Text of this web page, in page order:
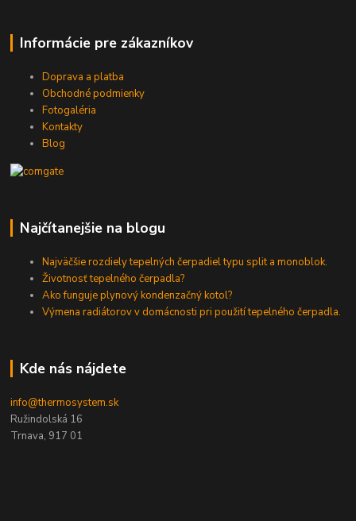
Informácie pre zákazníkov
Doprava a platba
Obchodné podmienky
Fotogaléria
Kontakty
Blog
Najčítanejšie na blogu
Najväčšie rozdiely tepelných čerpadiel typu split a monoblok.
Životnosť tepelného čerpadla?
Ako funguje plynový kondenzačný kotol?
Výmena radiátorov v domácnosti pri použití tepelného čerpadla.
Kde nás nájdete
info@thermosystem.sk
Ružindolská 16
Trnava, 917 01